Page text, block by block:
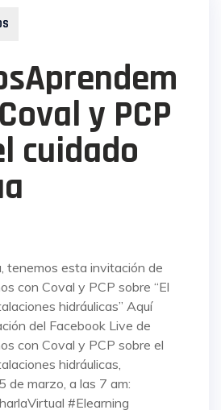
y PCP
cuidado
tenemos esta invitación de
con Coval y PCP sobre “El
hidráulicas” Aquí
del Facebook Live de
con Coval y PCP sobre el
hidráulicas,
de marzo, a las 7 am:
#Elearning